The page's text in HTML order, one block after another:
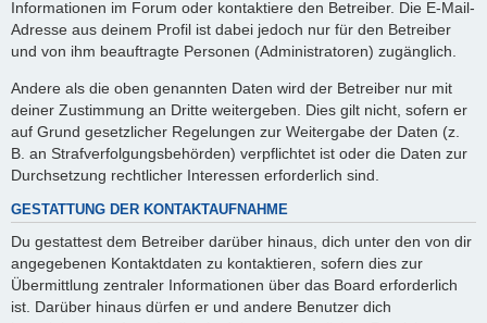
Informationen im Forum oder kontaktiere den Betreiber. Die E-Mail-
Adresse aus deinem Profil ist dabei jedoch nur für den Betreiber
und von ihm beauftragte Personen (Administratoren) zugänglich.
Andere als die oben genannten Daten wird der Betreiber nur mit
deiner Zustimmung an Dritte weitergeben. Dies gilt nicht, sofern er
auf Grund gesetzlicher Regelungen zur Weitergabe der Daten (z.
B. an Strafverfolgungsbehörden) verpflichtet ist oder die Daten zur
Durchsetzung rechtlicher Interessen erforderlich sind.
GESTATTUNG DER KONTAKTAUFNAHME
Du gestattest dem Betreiber darüber hinaus, dich unter den von dir
angegebenen Kontaktdaten zu kontaktieren, sofern dies zur
Übermittlung zentraler Informationen über das Board erforderlich
ist. Darüber hinaus dürfen er und andere Benutzer dich